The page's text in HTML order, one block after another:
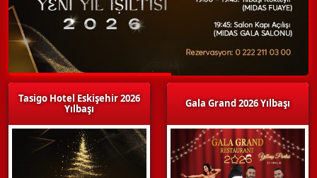
Tasigo Hotel Eskişehir 2026
Yılbaşı
Gala Grand 2026 Yılbaşı